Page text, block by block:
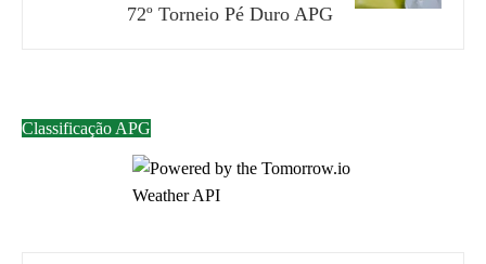
72º Torneio Pé Duro APG
Classificação APG